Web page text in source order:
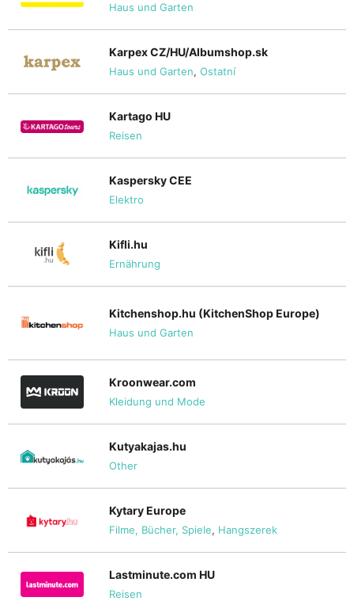
Haus und Garten
Karpex CZ/HU/Albumshop.sk
Haus und Garten, Ostatní
Kartago HU
Reisen
Kaspersky CEE
Elektro
Kifli.hu
Ernährung
Kitchenshop.hu (KitchenShop Europe)
Haus und Garten
Kroonwear.com
Kleidung und Mode
Kutyakajas.hu
Other
Kytary Europe
Filme, Bücher, Spiele, Hangszerek
Lastminute.com HU
Reisen